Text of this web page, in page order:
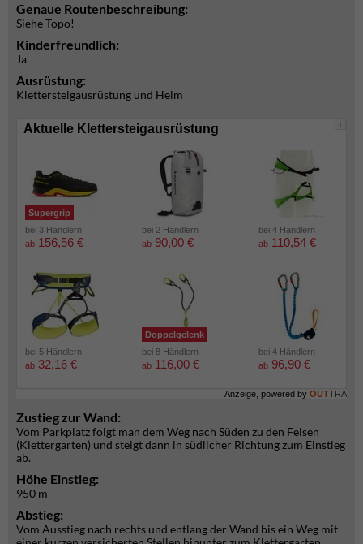
Genaue Routenbeschreibung:
Siehe Topo!
Kinderfreundlich:
Ja
Ausrüstung:
Klettersteigausrüstung und Helm
i
Aktuelle Klettersteigausrüstung
Supergrip
bei 3 Händlern
ab 156,56 €
bei 2 Händlern
ab 90,00 €
bei 4 Händlern
ab 110,54 €
bei 5 Händlern
ab 32,16 €
Doppelgelenk
bei 8 Händlern
ab 116,00 €
bei 4 Händlern
ab 96,90 €
Anzeige, powered by OUTTRA
Zustieg zur Wand:
Vom Parkplatz folgt man dem Weg nach Süden zu den Felsen
(Klettergarten) und steigt dann in südlicher Richtung zum Einstieg
ab.
Höhe Einstieg:
950 m
Abstieg:
Vom Ausstieg nach rechts und entlang der Wand bis ein Weg mit